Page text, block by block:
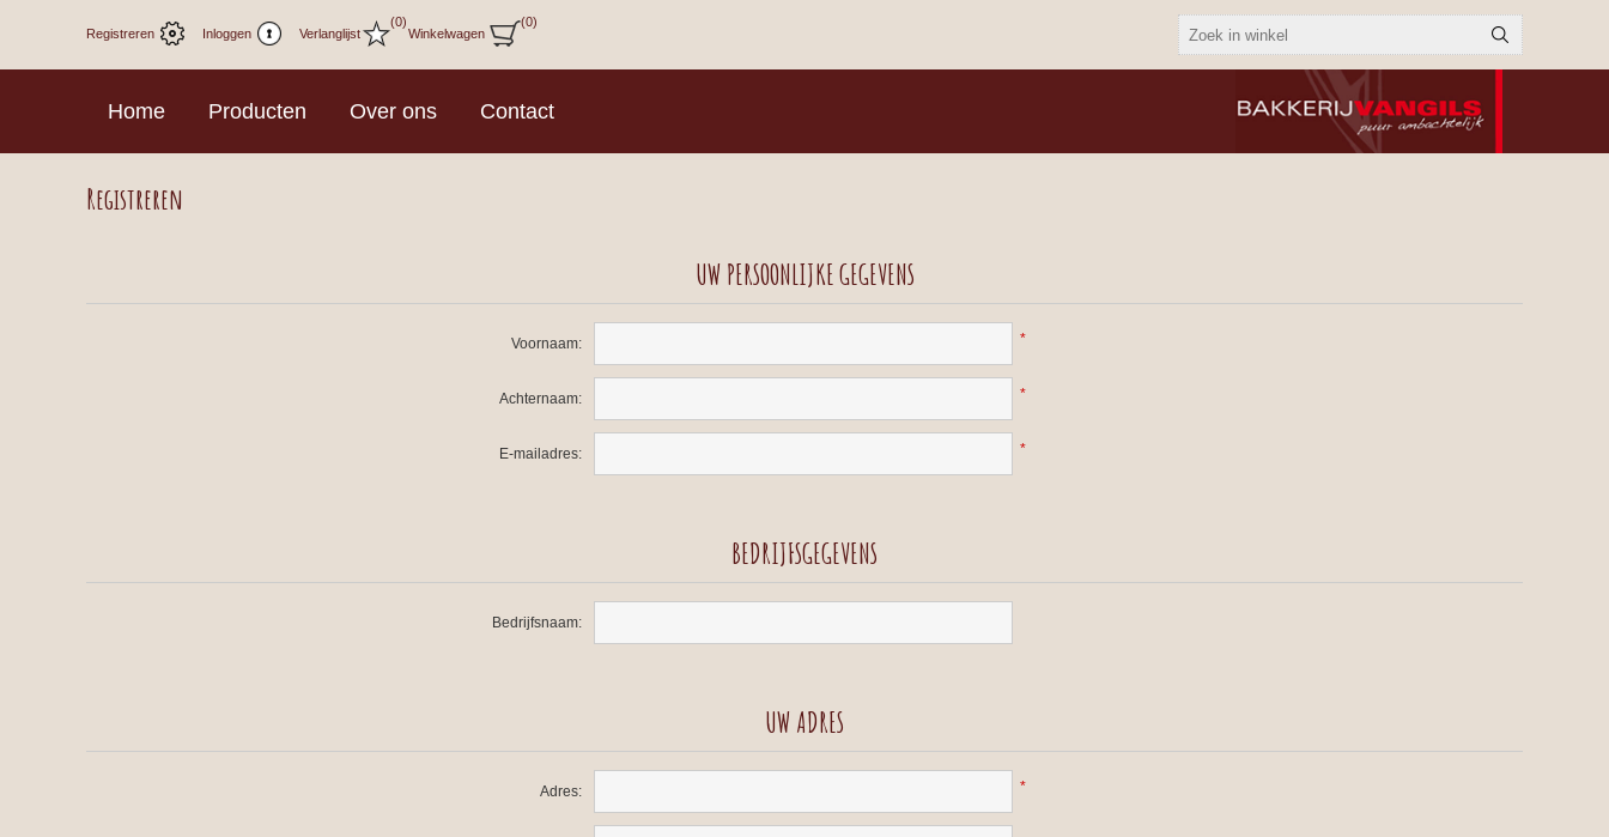
Registreren Inloggen Verlanglijst
(0)
Winkelwagen
(0)
Home Producten Over ons Contact
Registreren
UW PERSOONLIJKE GEGEVENS
Voornaam: *
Achternaam: *
E-mailadres: *
BEDRIJFSGEGEVENS
Bedrijfsnaam:
UW ADRES
Adres: *